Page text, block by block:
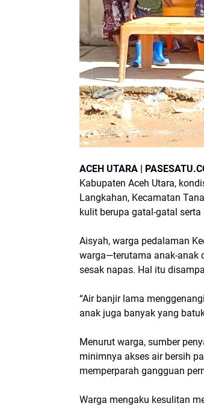
ACEH UTARA |
Kabupaten Aceh Utara,
Langkahan, Kecamatan
kulit berupa gatal-gatal
Aisyah, warga pedalaman
warga—terutama anak-anak
sesak napas. Hal itu
“Air banjir lama
anak juga banyak yang
Menurut warga, sumber
minimnya akses air bersih
memperparah gangguan
Warga mengaku kesulitan